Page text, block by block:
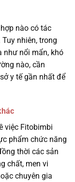
nào có tác
nhiên, trong
như nổi mẩn, khó
nào, cần
y tế gần nhất để
việc Fitobimbi
phẩm chức năng
thời các sản
chất, men vi
chuyên gia